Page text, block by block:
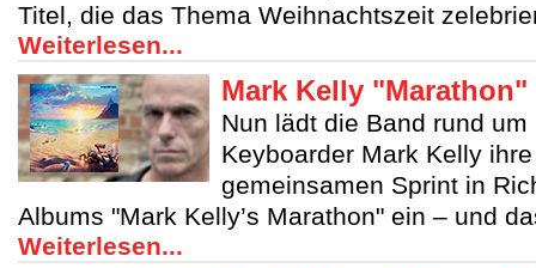
Titel, die das Thema Weihnachtszeit
Weiterlesen...
Mark Kelly "Marathon"
Nun lädt die Band rund um
Keyboarder Mark Kelly
gemeinsamen Sprint in
Albums "Mark Kelly’s Marathon" ein – und
Weiterlesen...